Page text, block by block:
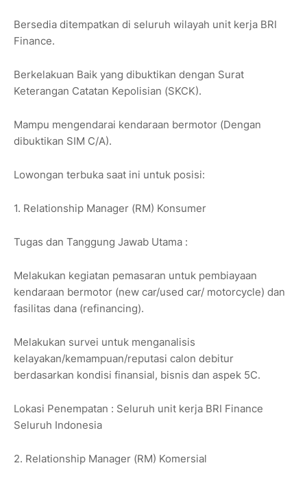
Bersedia ditempatkan di seluruh wilayah unit kerja BRI
Finance.
Berkelakuan Baik yang dibuktikan dengan Surat
Keterangan Catatan Kepolisian (SKCK).
Mampu mengendarai kendaraan bermotor (Dengan
dibuktikan SIM C/A).
Lowongan terbuka saat ini untuk posisi:
1. Relationship Manager (RM) Konsumer
Tugas dan Tanggung Jawab Utama :
Melakukan kegiatan pemasaran untuk pembiayaan
kendaraan bermotor (new car/used car/ motorcycle) dan
fasilitas dana (refinancing).
Melakukan survei untuk menganalisis
kelayakan/kemampuan/reputasi calon debitur
berdasarkan kondisi finansial, bisnis dan aspek 5C.
Lokasi Penempatan : Seluruh unit kerja BRI Finance
Seluruh Indonesia
2. Relationship Manager (RM) Komersial